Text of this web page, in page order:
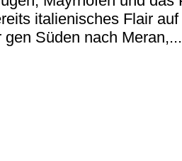
italienisches Flair
gen Süden nach Meran,...